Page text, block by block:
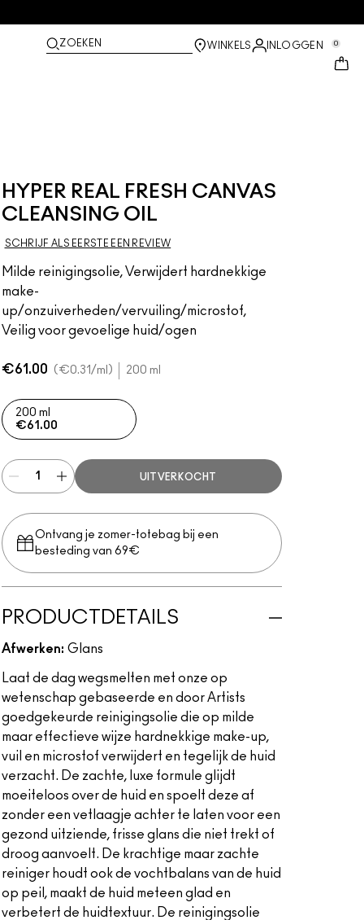
ZOEKEN WINKELS INLOGGEN 0
HYPER REAL FRESH CANVAS
CLEANSING OIL
SCHRIJF ALS EERSTE EEN REVIEW
Milde reinigingsolie, Verwijdert hardnekkige
make-
up/onzuiverheden/vervuiling/microstof,
Veilig voor gevoelige huid/ogen
€61.00 €0.31 /ml 200 ml
200 ml
€61.00
UITVERKOCHT
Ontvang je zomer-totebag bij een
besteding van 69€
PRODUCTDETAILS
Afwerken: Glans
Laat de dag wegsmelten met onze op
wetenschap gebaseerde en door Artists
goedgekeurde reinigingsolie die op milde
maar effectieve wijze hardnekkige make-up,
vuil en microstof verwijdert en tegelijk de huid
verzacht. De zachte, luxe formule glijdt
moeiteloos over de huid en spoelt deze af
zonder een vetlaagje achter te laten voor een
gezond uitziende, frisse glans die niet trekt of
droog aanvoelt. De krachtige maar zachte
reiniger houdt ook de vochtbalans van de huid
op peil, maakt de huid meteen glad en
verbetert de huidtextuur. De reinigingsolie